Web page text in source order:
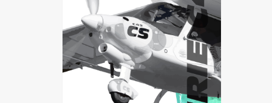
Île-de-France
La Réunion
Languedoc-Roussillon-Midi-
Pyrénées